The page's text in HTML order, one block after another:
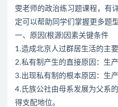
雯老师的政治练习题课程，有
定可以帮助同学们掌握更多题型
一、原因(根源)因素关键条件
1.造成北京人过群居生活的主
2.私有制产生的直接原因：生
3.出现私有制的根本原因：生产
4.氏族公社由母系发展为父系
得支配地位。